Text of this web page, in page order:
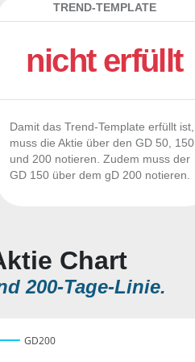
TREND-TEMPLATE
nicht erfüllt
Damit das Trend-Template erfüllt ist,
muss die Aktie über den GD 50, 150
und 200 notieren. Zudem muss der
GD 150 über dem gD 200 notieren.
Chart
200-Tage-Linie.
GD200